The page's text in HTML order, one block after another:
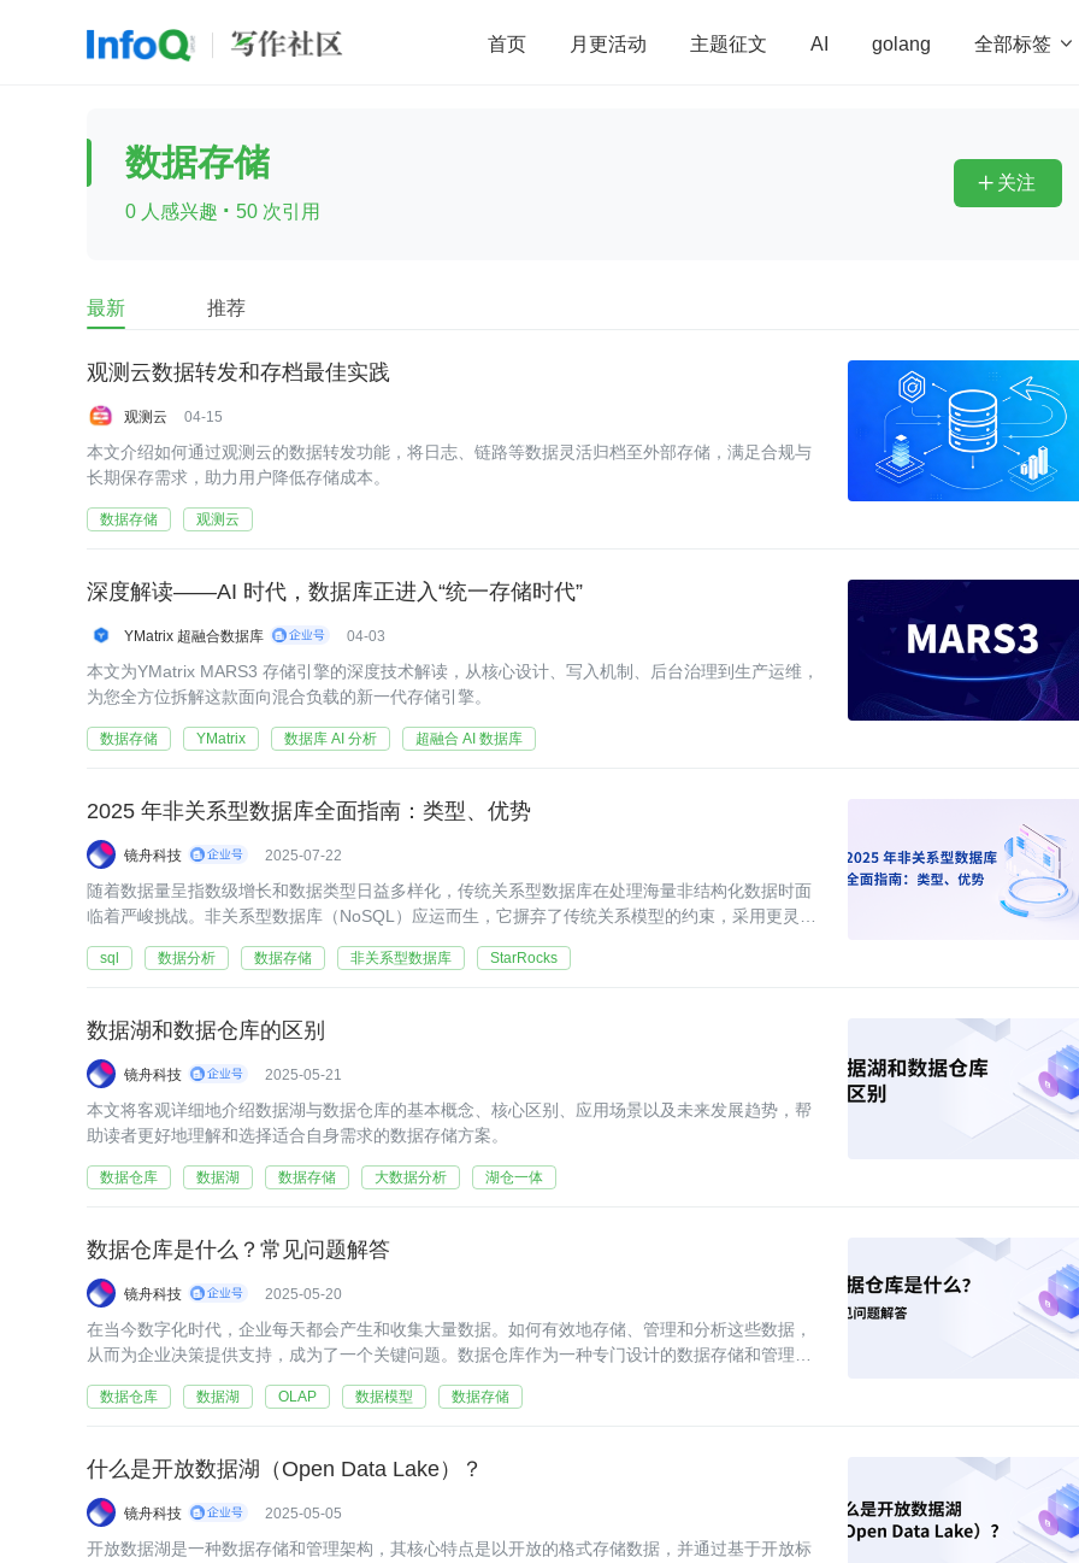
首页 月更活动 主题征文 AI golang 全部标签 
前端 AI redis
查看更多
数据存储
0 人感兴趣 · 50 次引用
 关注
最新 推荐
观测云数据转发和存档最佳实践
观测云 04-15
本文介绍如何通过观测云的数据转发功能，将日志、链路等数据灵活归档至外部存储，满足合规与
长期保存需求，助力用户降低存储成本。
数据存储 观测云
深度解读——AI 时代，数据库正进入“统一存储时代”
YMatrix 超融合数据库 04-03
本文为YMatrix MARS3 存储引擎的深度技术解读，从核心设计、写入机制、后台治理到生产运维，
为您全方位拆解这款面向混合负载的新一代存储引擎。
数据存储 YMatrix 数据库 AI 分析 超融合 AI 数据库
2025 年非关系型数据库全面指南：类型、优势
镜舟科技 2025-07-22
随着数据量呈指数级增长和数据类型日益多样化，传统关系型数据库在处理海量非结构化数据时面
临着严峻挑战。非关系型数据库（NoSQL）应运而生，它摒弃了传统关系模型的约束，采用更灵活
sql 数据分析 数据存储 非关系型数据库 StarRocks
数据湖和数据仓库的区别
镜舟科技 2025-05-21
本文将客观详细地介绍数据湖与数据仓库的基本概念、核心区别、应用场景以及未来发展趋势，帮
助读者更好地理解和选择适合自身需求的数据存储方案。
数据仓库 数据湖 数据存储 大数据分析 湖仓一体
数据仓库是什么？常见问题解答
镜舟科技 2025-05-20
在当今数字化时代，企业每天都会产生和收集大量数据。如何有效地存储、管理和分析这些数据，
从而为企业决策提供支持，成为了一个关键问题。数据仓库作为一种专门设计的数据存储和管理系
数据仓库 数据湖 OLAP 数据模型 数据存储
什么是开放数据湖（Open Data Lake）？
镜舟科技 2025-05-05
开放数据湖是一种数据存储和管理架构，其核心特点是以开放的格式存储数据，并通过基于开放标